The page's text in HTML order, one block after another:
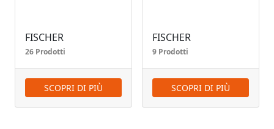
FISCHER
26 Prodotti
SCOPRI DI PIÙ
FISCHER
9 Prodotti
SCOPRI DI PIÙ